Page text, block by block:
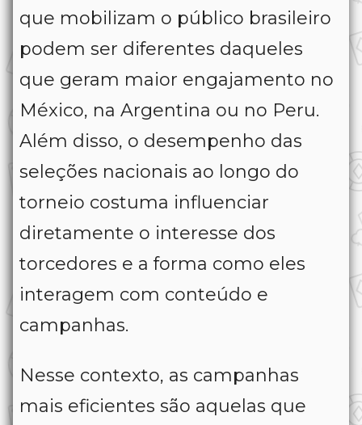
que mobilizam o público brasileiro
podem ser diferentes daqueles
que geram maior engajamento no
México, na Argentina ou no Peru.
Além disso, o desempenho das
seleções nacionais ao longo do
torneio costuma influenciar
diretamente o interesse dos
torcedores e a forma como eles
interagem com conteúdo e
campanhas.
Nesse contexto, as campanhas
mais eficientes são aquelas que